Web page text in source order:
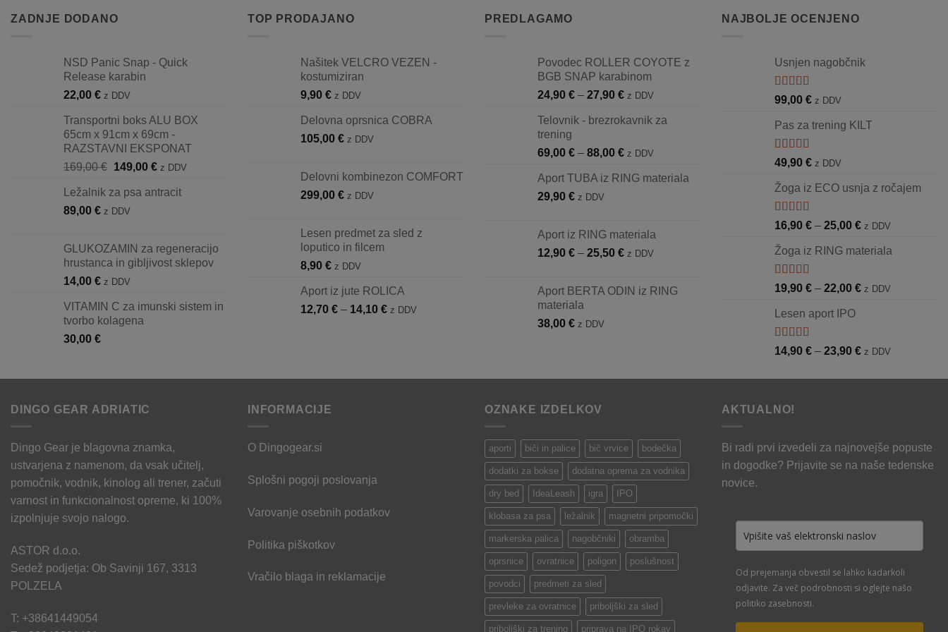
ZADNJE DODANO
NSD Panic Snap - Quick
Release karabin
22,00 € z DDV
Transportni boks ALU BOX
65cm x 91cm x 69cm -
RAZSTAVNI EKSPONAT
169,00€ Izvirna
je
bila:
149,00 €Trenutna
je:
z DDV
Ležalnik za psa antracit
89,00 € z DDV
GLUKOZAMIN za regeneracijo
hrustanca in gibljivost sklepov
14,00 € z DDV
VITAMIN C za imunski sistem in
tvorbo kolagena
30,00 €
TOP PRODAJANO
Našitek VELCRO VEZEN -
kostumiziran
9,90 € z DDV
Delovna oprsnica COBRA
105,00 € z DDV
Delovni kombinezon COMFORT
299,00 € z DDV
Lesen predmet za sled z
loputico in filcem
8,90 € z DDV
Aport iz jute ROLICA
12,70 € – 14,10 €Cenovni
14,10 €
z DDV
PREDLAGAMO
Povodec ROLLER COYOTE z
BGB SNAP karabinom
24,90 € – 27,90 €Cenovni
od
do
z DDV
Telovnik - brezrokavnik za
trening
69,00 € – 88,00 €Cenovni
od
z DDV
Aport TUBA iz RING materiala
29,90 € z DDV
Aport iz RING materiala
12,90 € – 25,50 €Cenovni
12,90 €
z DDV
Aport BERTA ODIN iz RING
materiala
38,00 € z DDV
NAJBOLJE OCENJENO
Usnjen nagobčnik
Ocenjeno
5.00
99,00 € z DDV
Pas za trening KILT
Ocenjeno
5.00
49,90 € z DDV
Žoga iz ECO usnja z ročajem
Ocenjeno
5.00
16,90 € – 25,00 €Cenovni
od
do
z DDV
Žoga iz RING materiala
Ocenjeno
5.00
19,90 € – 22,00 €Cenovni
do
z DDV
Lesen aport IPO
Ocenjeno
5.00
14,90 € – 23,90 €Cenovni
od
z DDV
DINGO GEAR ADRIATIC
Dingo Gear je blagovna znamka,
ustvarjena z namenom, da vsak učitelj,
pomočnik, vodnik, kinolog ali trener, začuti
varnost in funkcionalnost opreme, ki 100%
izpolnjuje svojo nalogo.
ASTOR d.o.o.
Sedež podjetja: Ob Savinji 167, 3313
POLZELA
T: +38641449054
INFORMACIJE
O Dingogear.si
Splošni pogoji poslovanja
Varovanje osebnih podatkov
Politika piškotkov
Vračilo blaga in reklamacije
OZNAKE IZDELKOV
aporti biči in palice bič vrvice bodečka
dodatki za bokse dodatna oprema za vodnika
dry bed IdeaLeash igra IPO
klobasa za psa ležalnik magnetni pripomočki
markerska palica nagobčniki obramba
oprsnice ovratnice poligon poslušnost
povodci predmeti za sled
prevleke za ovratnice priboljški za sled
priboljški za trening priprava na IPO rokav
AKTUALNO!
Bi radi prvi izvedeli za najnovejše popuste
in dogodke? Prijavite se na naše tedenske
novice.
Od prejemanja obvestil se lahko kadarkoli
odjavite. Za več podrobnosti si oglejte našo
politiko zasebnosti.